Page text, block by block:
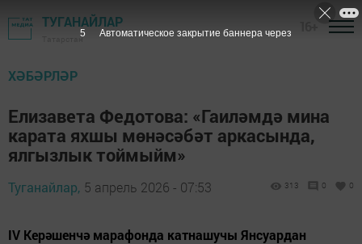
ТУГАНАЙЛАР
Татарстан
ХӘБӘРЛӘР
Елизавета Федотова: «Гаиләмдә мина
карата яхшы мөнәсәбәт аркасында,
ялгызлык тоймыйм»
Туганайлар, 5 апрель 2026 - 07:53 313 0 0
IV Керәшенчә марафонда катнашучы Янсуардан
3 Автоматическое закрытие баннера через